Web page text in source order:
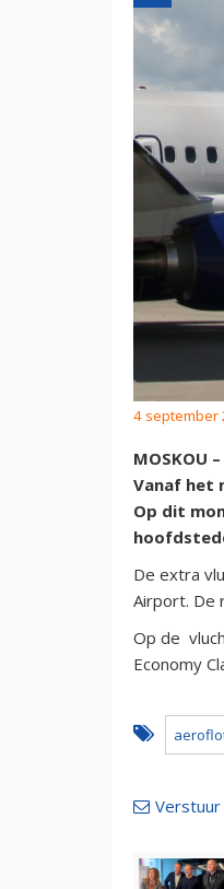
4 september
MOSKOU
Vanaf het
Op dit
De extra
Airport. De
Op de
Economy